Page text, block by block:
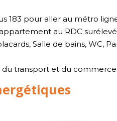
183 pour aller au métro
au RDC
Salle de bains, WC,
transport et du